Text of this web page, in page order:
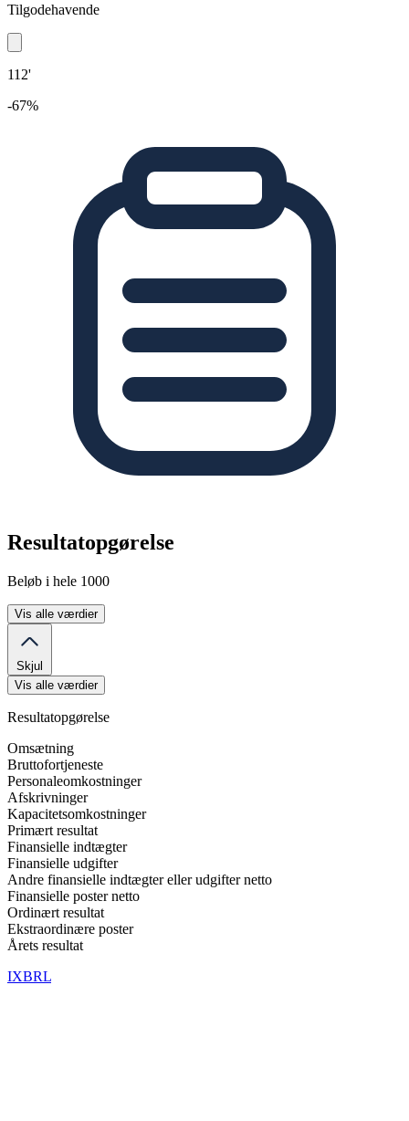
Tilgodehavende
112'
-67%
Resultatopgørelse
Beløb i hele 1000
Vis alle værdier
Skjul
Vis alle værdier
Resultatopgørelse
Omsætning
Bruttofortjeneste
Personaleomkostninger
Afskrivninger
Kapacitetsomkostninger
Primært resultat
Finansielle indtægter
Finansielle udgifter
Andre finansielle indtægter eller udgifter netto
Finansielle poster netto
Ordinært resultat
Ekstraordinære poster
Årets resultat
IXBRL